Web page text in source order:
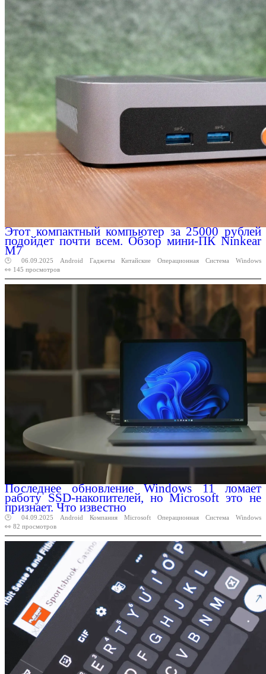
Этот компактный компьютер за 25000 рублей
подойдет почти всем. Обзор мини-ПК Ninkear
M7
🕑 06.09.2025 Android Гаджеты Китайские Операционная Система
Windows
👀 145 просмотров
Последнее обновление Windows 11 ломает
работу SSD-накопителей, но Microsoft это не
признает. Что известно
🕑 04.09.2025 Android Компания Microsoft Операционная Система
Windows
👀 82 просмотров